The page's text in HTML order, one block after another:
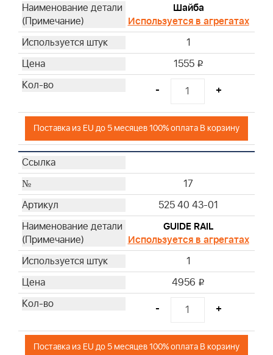
Шайба
Используется в агрегатах
1
1555 i
- +
Поставка из EU до 5 месяцев 100% оплата В корзину
17
525 40 43-01
GUIDE RAIL
Используется в агрегатах
1
4956 i
- +
Поставка из EU до 5 месяцев 100% оплата В корзину